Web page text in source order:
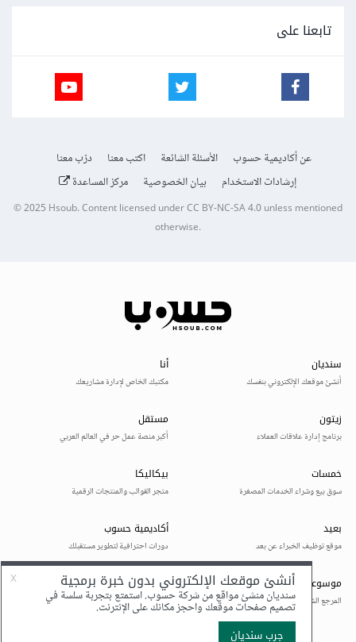
تابعنا على
عن أكاديمية حسوب الأسئلة الشائعة اكتب معنا
درّب معنا
إرشادات الاستخدام
بيان الخصوصية مركز المساعدة
© 2025Hsoub.Content licensed underCC BY-NC-SA 4.0unless mentioned
otherwise.